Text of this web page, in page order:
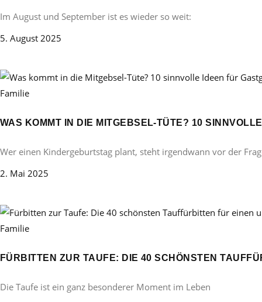
Im August und September ist es wieder so weit:
5. August 2025
Familie
WAS KOMMT IN DIE MITGEBSEL-TÜTE? 10
Wer einen Kindergeburtstag plant, steht irgendwann vor der
2. Mai 2025
Familie
FÜRBITTEN ZUR TAUFE: DIE 40 SCHÖNSTEN
Die Taufe ist ein ganz besonderer Moment im Leben